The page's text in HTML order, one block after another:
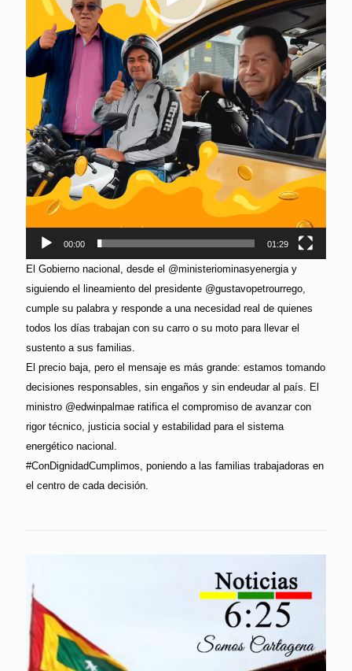
00:00 01:29
El Gobierno nacional, desde el @ministeriominasyenergia y
siguiendo el lineamiento del presidente @gustavopetrourrego,
cumple su palabra y responde a una necesidad real de quienes
todos los días trabajan con su carro o su moto para llevar el
sustento a sus familias.
El precio baja, pero el mensaje es más grande: estamos tomando
decisiones responsables, sin engaños y sin endeudar al país. El
ministro @edwinpalmae ratifica el compromiso de avanzar con
rigor técnico, justicia social y estabilidad para el sistema
energético nacional.
#ConDignidadCumplimos, poniendo a las familias trabajadoras en
el centro de cada decisión.